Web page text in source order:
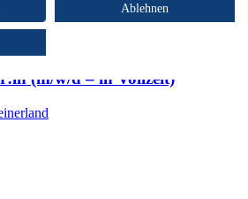
(m/w/d – in Vollzeit)
Ablehnen